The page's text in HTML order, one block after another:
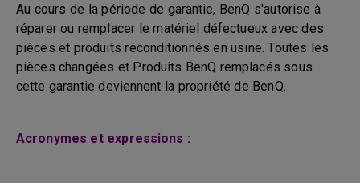
Au cours de la période de garantie, BenQ s'autorise à
réparer ou remplacer le matériel défectueux avec des
pièces et produits reconditionnés en usine. Toutes les
pièces changées et Produits BenQ remplacés sous
cette garantie deviennent la propriété de BenQ.
Acronymes et expressions :